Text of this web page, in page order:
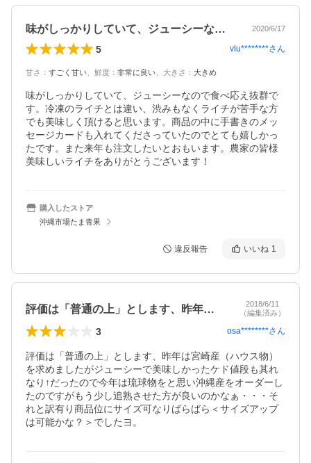
味がしっかりしていて、ジューシーなので… 2020/6/17
5 vlu********さん
甘さ ： すごく甘い 鮮度 ： 非常に良い 大きさ ： 大きめ
味がしっかりしていて、ジューシーなので食べ応え抜群で
す。冷凍のライチとは違い、渋みもなくライチが苦手な方
でも美味しく頂けると思います。商品の中に手書きのメッ
セージカードも入れてくださっていたのでとても嬉しかっ
たです。また来年も注文したいとおもいます。農家の皆様
美味しいライチをありがとうございます！
購入したストア
沖縄市場たま青果
違反報告 いいね 1
評価は「普通の上」とします、昨年は宮崎…
2018/6/11
（編集済み）
3 osa********さん
評価は「普通の上」とします、昨年は宮崎産（ハウス物）
を求めましたがジューシーで美味しかったケド値段も其れ
なり↑だったので今年は琉球物をと思い沖縄産をオーダーし
たのですがもう少し追熟させた方が良いのかなぁ・・・そ
れと訳有り商品位にサイズ可なりばらばら＜サイズアップ
は可能かな？＞でしたヨ。